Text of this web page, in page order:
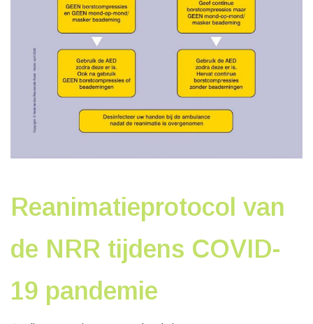
Reanimatieprotocol van
de NRR tijdens COVID-
19 pandemie